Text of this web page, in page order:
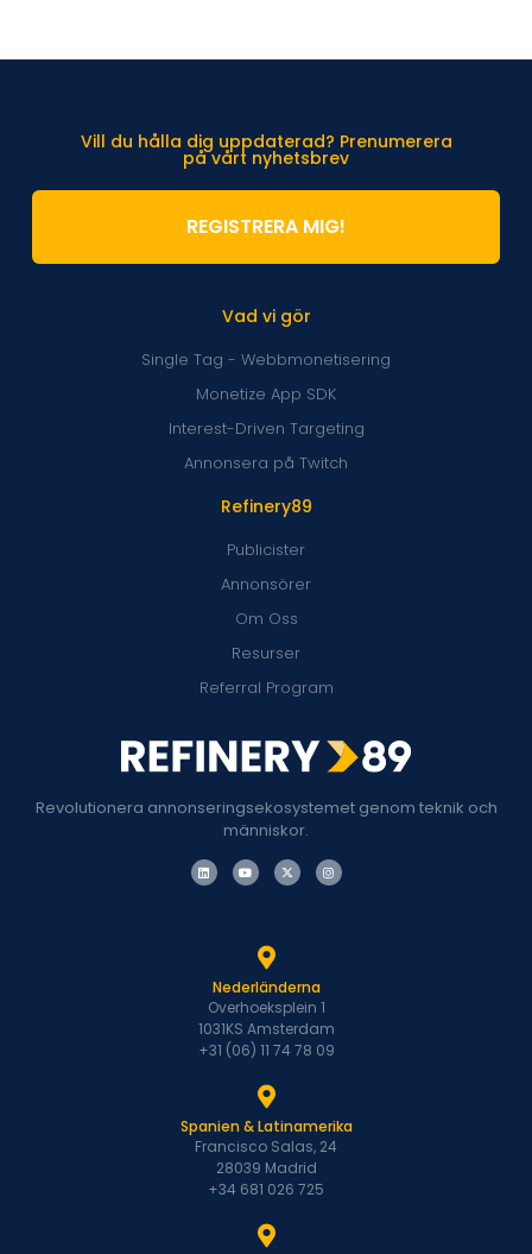
Revolutionera annonseringsekosystemet genom teknik och
människor.
Refinery89
Publicister
Annonsörer
Om Oss
Resurser
Referral Program
Vad vi gör
Single Tag - Webbmonetisering
Monetize App SDK
Interest-Driven Targeting
Annonsera på Twitch
Vill du hålla dig uppdaterad? Prenumerera
på vårt nyhetsbrev
REGISTRERA MIG!
Nederländerna
Overhoeksplein 1
1031KS Amsterdam
+31 (06) 11 74 78 09
Spanien & Latinamerika
Francisco Salas, 24
28039 Madrid
+34 681 026 725